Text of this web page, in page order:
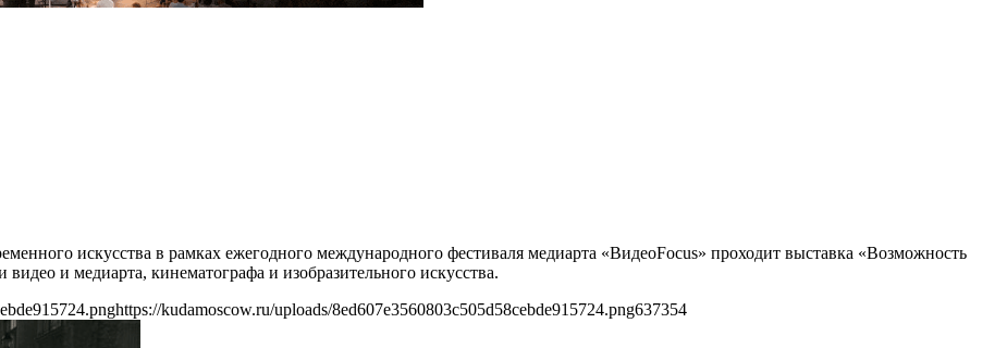
искусства в рамках ежегодного международного фестиваля медиарта «ВидеоFocus» проходит выставка «Возможность
и медиарта, кинематографа и изобразительного искусства.
https://kudamoscow.ru/uploads/8ed607e3560803c505d58cebde915724.png637354